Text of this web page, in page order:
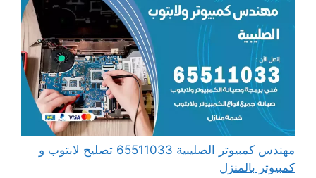
مهندس كمبيوتر الصليبية 65511033 تصليح لابتوب و
كمبيوتر بالمنزل